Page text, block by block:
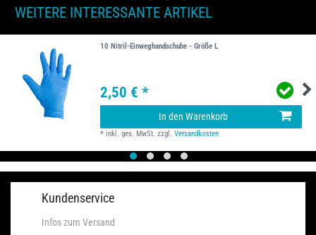
WEITERE INTERESSANTE ARTIKEL
10 Nitril-Einweghandschuhe - Größe L
2,50 € *
In den Warenkorb
*inkl. ges. MwSt. zzgl.Versandkosten
Kundenservice
Infos zum Versand